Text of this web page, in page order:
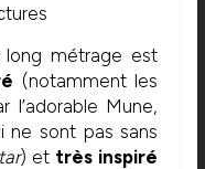
long métrage est
(notamment les
l’adorable Mune,
ne sont pas sans
) et très inspiré